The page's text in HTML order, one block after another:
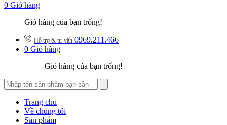
0 Giỏ hàng
Giỏ hàng của bạn trống!
Hỗ trợ & tư vấn 0969.211.466
0 Giỏ hàng
Giỏ hàng của bạn trống!
Trang chủ
Về chúng tôi
Sản phẩm